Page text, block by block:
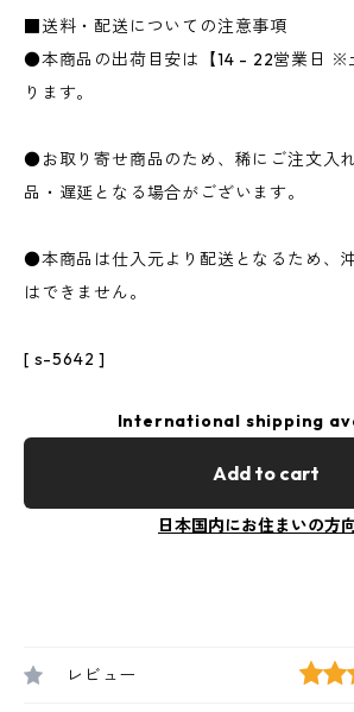
■送料・配送についての注意事項
●本商品の出荷目安は【14 - 22営業日 ※
ります。
●お取り寄せ商品のため、稀にご注文入
品・遅延となる場合がございます。
●本商品は仕入元より配送となるため、
はできません。
[ s-5642 ]
International shipping
Add to cart
日本国内にお住まいの方
レビュー